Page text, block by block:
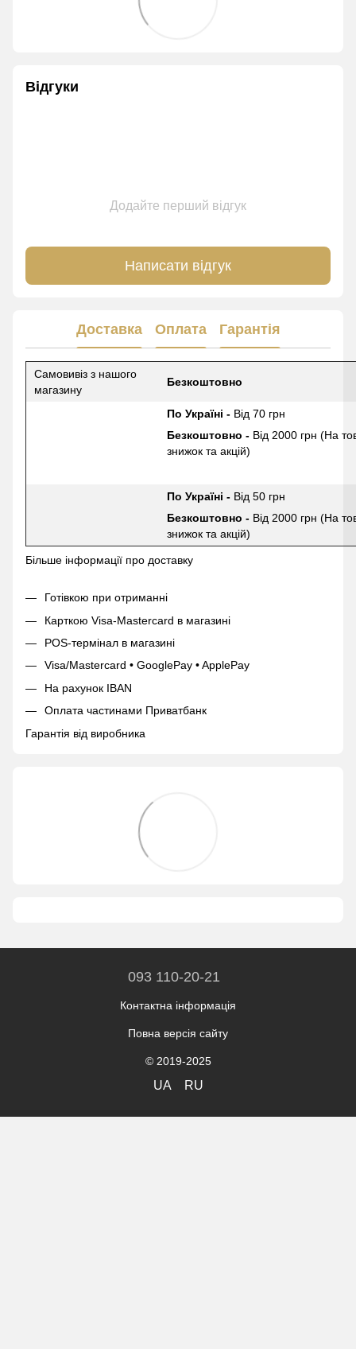
Відгуки
Додайте перший відгук
Написати відгук
Доставка Оплата Гарантія
Самовивіз з нашого
магазину
Безкоштовно
По Україні - Від 70 грн
Безкоштовно - Від 2000 грн (На
знижок та акцій)
По Україні - Від 50 грн
Безкоштовно - Від 2000 грн (На
знижок та акцій)
Більше інформації про доставку
Готівкою при отриманні
Карткою Visa-Mastercard в магазині
POS-термінал в магазині
Visa/Mastercard • GooglePay • ApplePay
На рахунок IBAN
Оплата частинами Приватбанк
Гарантія від виробника
093 110-20-21
Контактна інформація
Повна версія сайту
© 2019-2025
UA RU